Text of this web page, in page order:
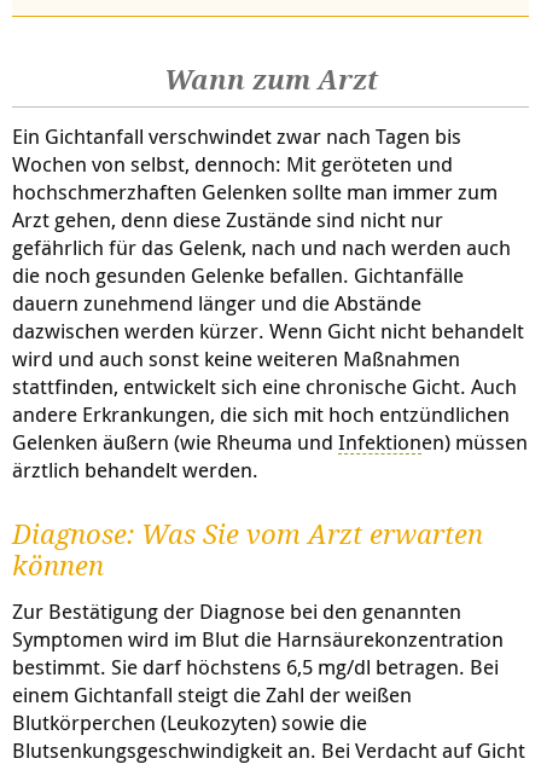
Wann zum Arzt
Ein Gichtanfall verschwindet zwar nach Tagen bis
Wochen von selbst, dennoch: Mit geröteten und
hochschmerzhaften Gelenken sollte man immer zum
Arzt gehen, denn diese Zustände sind nicht nur
gefährlich für das Gelenk, nach und nach werden auch
die noch gesunden Gelenke befallen. Gichtanfälle
dauern zunehmend länger und die Abstände
dazwischen werden kürzer. Wenn Gicht nicht behandelt
wird und auch sonst keine weiteren Maßnahmen
stattfinden, entwickelt sich eine chronische Gicht. Auch
andere Erkrankungen, die sich mit hoch entzündlichen
Gelenken äußern (wie Rheuma und Infektionen) müssen
ärztlich behandelt werden.
Diagnose: Was Sie vom Arzt erwarten
können
Zur Bestätigung der Diagnose bei den genannten
Symptomen wird im Blut die Harnsäurekonzentration
bestimmt. Sie darf höchstens 6,5 mg/dl betragen. Bei
einem Gichtanfall steigt die Zahl der weißen
Blutkörperchen (Leukozyten) sowie die
Blutsenkungsgeschwindigkeit an. Bei Verdacht auf Gicht